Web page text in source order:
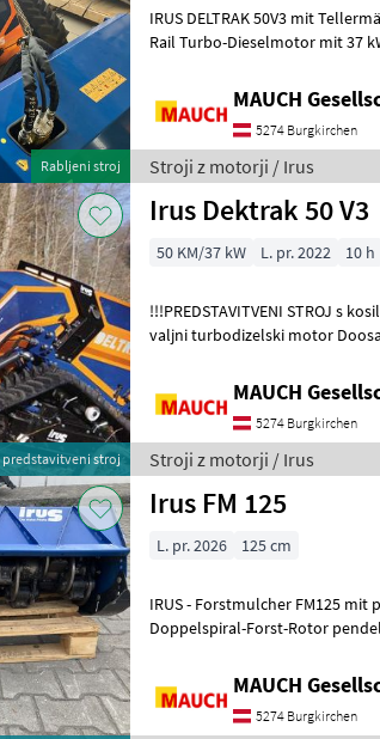
Rabljeni stroj
IRUS DELTRAK 50V3 mit Tellermähwerk Doosan 3-
Rail Turbo-Dieselmotor mit 37
MAUCH
5274 Burgkirchen
Stroji z motorji / Irus
predstavitveni stroj
Irus Dektrak 50 V3
50 KM/37 kW L. pr. 2022 10 h
!!!PREDSTAVITVENI STROJ s
valjni turbodizelski motor
MAUCH
5274 Burgkirchen
Stroji z motorji / Irus
Irus FM 125
L. pr. 2026 125 cm
IRUS - Forstmulcher FM125
Doppelspiral-Forst-Rotor
MAUCH
5274 Burgkirchen